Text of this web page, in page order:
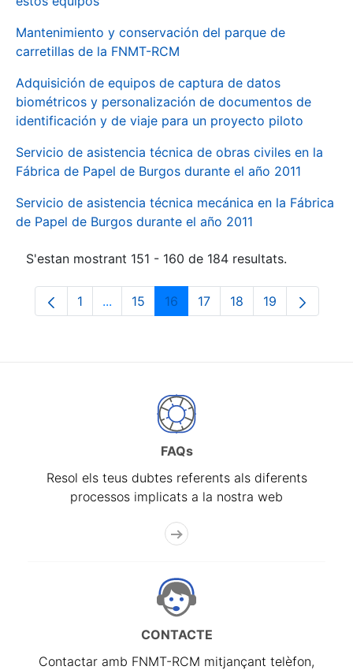
Mantenimiento y conservación del parque de
carretillas de la FNMT-RCM
Adquisición de equipos de captura de datos
biométricos y personalización de documentos de
identificación y de viaje para un proyecto piloto
Servicio de asistencia técnica de obras civiles en la
Fábrica de Papel de Burgos durante el año 2011
Servicio de asistencia técnica mecánica en la Fábrica
de Papel de Burgos durante el año 2011
S'estan mostrant 151 - 160 de 184 resultats.
Pàgina
1 ...Pàgines intermèdies Utilitzeu TAB per
Pàgina
15 Pàgina
16 Pàgina
17 Pàgina
18 Pàgina
19
FAQs
Resol els teus dubtes referents als diferents
processos implicats a la nostra web
CONTACTE
Contactar amb FNMT-RCM mitjançant telèfon,